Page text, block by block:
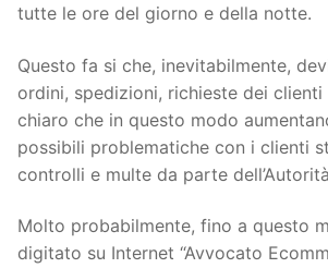
tutte le ore del giorno e della notte.
Questo fa si che, inevitabilmente,
ordini, spedizioni, richieste dei
chiaro che in questo modo
possibili problematiche con i clienti
controlli e multe da parte
Molto probabilmente, fino a questo
digitato su Internet “Avvocato